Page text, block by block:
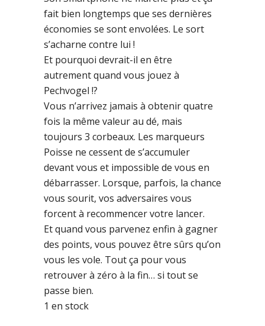
fait bien longtemps que ses dernières
économies se sont envolées. Le sort
s’acharne contre lui !
Et pourquoi devrait-il en être
autrement quand vous jouez à
Pechvogel !?
Vous n’arrivez jamais à obtenir quatre
fois la même valeur au dé, mais
toujours 3 corbeaux. Les marqueurs
Poisse ne cessent de s’accumuler
devant vous et impossible de vous en
débarrasser. Lorsque, parfois, la chance
vous sourit, vos adversaires vous
forcent à recommencer votre lancer.
Et quand vous parvenez enfin à gagner
des points, vous pouvez être sûrs qu’on
vous les vole. Tout ça pour vous
retrouver à zéro à la fin… si tout se
passe bien.
1 en stock